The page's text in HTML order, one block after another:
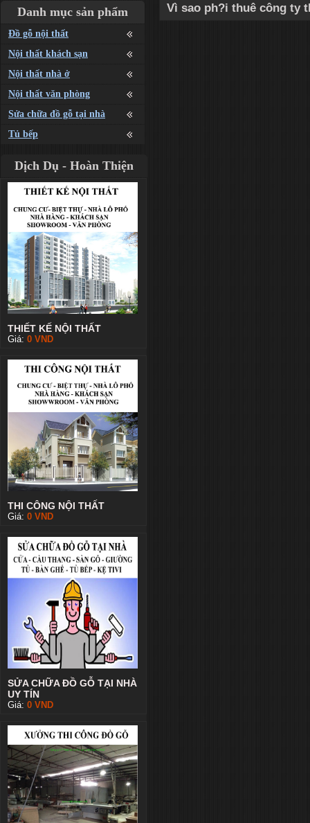
Danh mục sản phẩm
Đồ gỗ nội thất
Nội thất khách sạn
Nội thất nhà ở
Nội thất văn phòng
Sửa chữa đồ gỗ tại nhà
Tủ bếp
Dịch Dụ - Hoàn Thiện
THIẾT KẾ NỘI THẤT
Giá: 0 VND
THI CÔNG NỘI THẤT
Giá: 0 VND
SỬA CHỮA ĐỒ GỖ TẠI NHÀ
UY TÍN
Giá: 0 VND
Vì sao ph?i thuê công ty